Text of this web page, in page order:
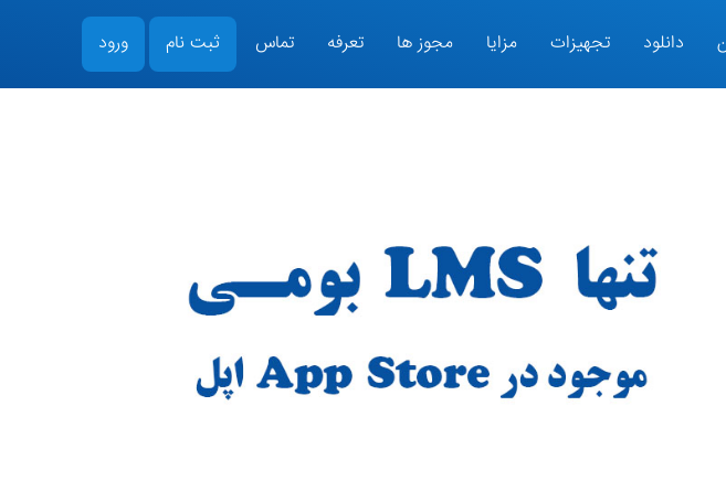
دانلود تجهیزات مزایا مجوز ها تعرفه تماس ثبت نام ورود